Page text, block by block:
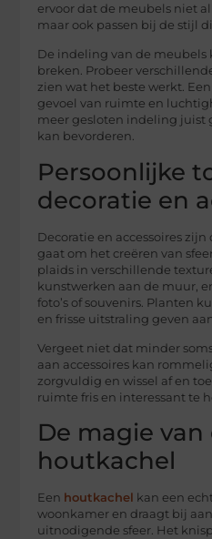
ervoor dat de meubels niet
maar ook passen bij de stijl
De indeling van de
breken. Probeer
zien wat het beste werkt.
gevoel van ruimte en
meer gesloten indeling
kan bevorderen.
Persoonlijke
decoratie en
Decoratie en accessoires
gaat om het creëren van
plaids in verschillende
kunstwerken aan de muur,
foto’s of souvenirs. Planten
en frisse uitstraling geven
Vergeet niet dat minder
aan accessoires kan
zorgvuldig en wissel af en
ruimte fris en interessant te
De magie van
houtkachel
Een houtkachel kan een
woonkamer en draagt bij
uitnodigende sfeer. Het